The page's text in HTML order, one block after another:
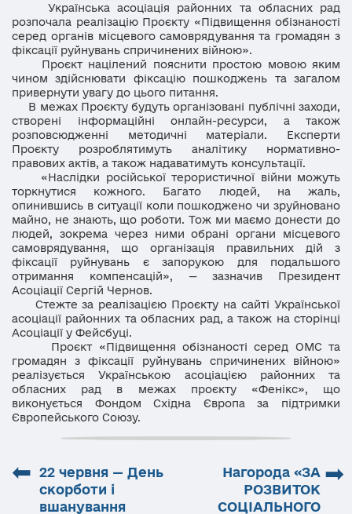
Українська асоціація районних та обласних рад
розпочала реалізацію Проєкту «Підвищення обізнаності
серед органів місцевого самоврядування та громадян з
фіксації руйнувань спричинених війною».
Проєкт націлений пояснити простою мовою яким
чином здійснювати фіксацію пошкоджень та загалом
привернути увагу до цього питання.
В межах Проєкту будуть організовані публічні заходи,
створені інформаційні онлайн-ресурси, а також
розповсюдженні методичні матеріали. Експерти
Проєкту розроблятимуть аналітику нормативно-
правових актів, а також надаватимуть консультації.
«Наслідки російської терористичної війни можуть
торкнутися кожного. Багато людей, на жаль,
опинившись в ситуації коли пошкоджено чи зруйновано
майно, не знають, що роботи. Тож ми маємо донести до
людей, зокрема через ними обрані органи місцевого
самоврядування, що організація правильних дій з
фіксації руйнувань є запорукою для подальшого
отримання компенсацій», — зазначив Президент
Асоціації Сергій Чернов.
Стежте за реалізацією Проєкту на сайті Української
асоціації районних та обласних рад, а також на сторінці
Асоціації у Фейсбуці.
Проєкт «Підвищення обізнаності серед ОМС та
громадян з фіксації руйнувань спричинених війною»
реалізується Українською асоціацією районних та
обласних рад в межах проєкту «Фенікс», що
виконується Фондом Східна Європа за підтримки
Європейського Союзу.
⬅ 22 червня — День
скорботи і
вшанування
➡
Нагорода «ЗА
РОЗВИТОК
СОЦІАЛЬНОГО